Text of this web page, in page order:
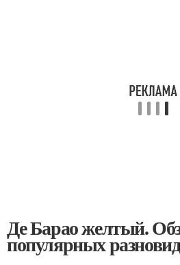
Де Барао желтый.
популярных